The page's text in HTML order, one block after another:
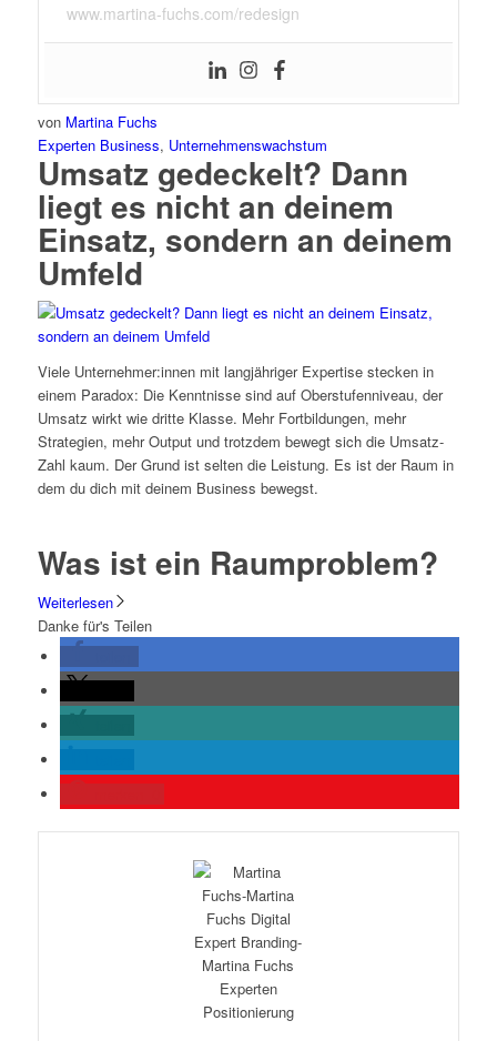
www.martina-fuchs.com/redesign
von Martina Fuchs
Experten Business, Unternehmenswachstum
Umsatz gedeckelt? Dann
liegt es nicht an deinem
Einsatz, sondern an deinem
Umfeld
Viele Unternehmer:innen mit langjähriger Expertise stecken in
einem Paradox: Die Kenntnisse sind auf Oberstufenniveau, der
Umsatz wirkt wie dritte Klasse. Mehr Fortbildungen, mehr
Strategien, mehr Output und trotzdem bewegt sich die Umsatz-
Zahl kaum. Der Grund ist selten die Leistung. Es ist der Raum in
dem du dich mit deinem Business bewegst.
Was ist ein Raumproblem?
Weiterlesen
Danke für's Teilen